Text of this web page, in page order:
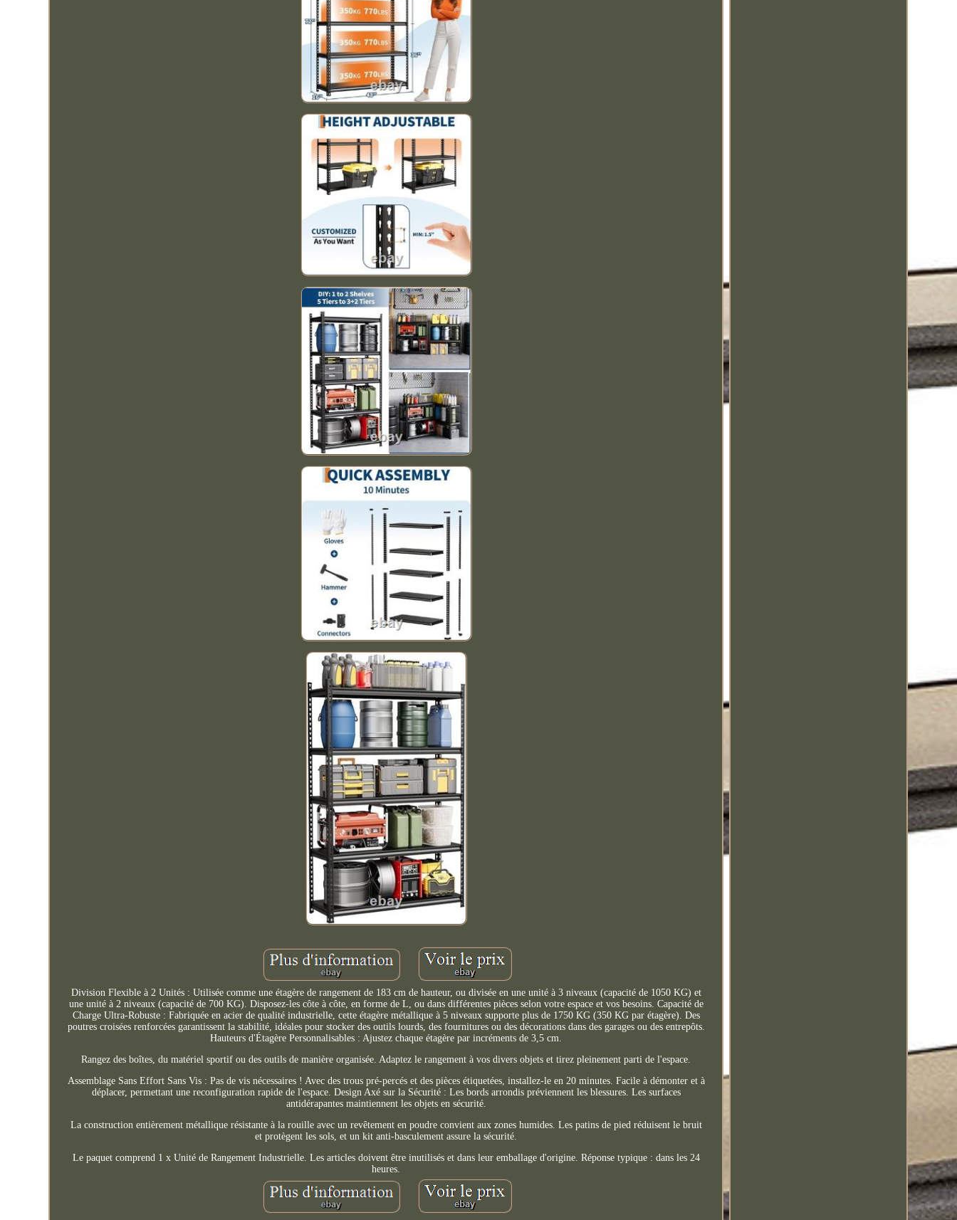
Division Flexible à 2 Unités : Utilisée comme une étagère de rangement de 183 cm de hauteur, ou divisée en une unité à 3 niveaux (capacité de 1050 KG) et
une unité à 2 niveaux (capacité de 700 KG). Disposez-les côte à côte, en forme de L, ou dans différentes pièces selon votre espace et vos besoins. Capacité de
Charge Ultra-Robuste : Fabriquée en acier de qualité industrielle, cette étagère métallique à 5 niveaux supporte plus de 1750 KG (350 KG par étagère). Des
poutres croisées renforcées garantissent la stabilité, idéales pour stocker des outils lourds, des fournitures ou des décorations dans des garages ou des entrepôts.
Hauteurs d'Étagère Personnalisables : Ajustez chaque étagère par incréments de 3,5 cm.
Rangez des boîtes, du matériel sportif ou des outils de manière organisée. Adaptez le rangement à vos divers objets et tirez pleinement parti de l'espace.
Assemblage Sans Effort Sans Vis : Pas de vis nécessaires ! Avec des trous pré-percés et des pièces étiquetées, installez-le en 20 minutes. Facile à démonter et à
déplacer, permettant une reconfiguration rapide de l'espace. Design Axé sur la Sécurité : Les bords arrondis préviennent les blessures. Les surfaces
antidérapantes maintiennent les objets en sécurité.
La construction entièrement métallique résistante à la rouille avec un revêtement en poudre convient aux zones humides. Les patins de pied réduisent le bruit
et protègent les sols, et un kit anti-basculement assure la sécurité.
Le paquet comprend 1 x Unité de Rangement Industrielle. Les articles doivent être inutilisés et dans leur emballage d'origine. Réponse typique : dans les 24
heures.